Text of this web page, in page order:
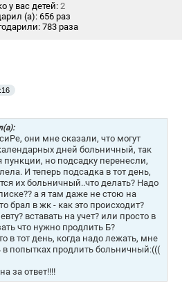
у вас детей: 2
(а): 656 раз
783 раза
они мне сказали, что могут
дней больничный, так
пункции, но подсадку перенесли,
И теперь подсадка в тот день,
их больничный..что делать? Надо
а я там даже не стою на
брал в жк - как это происходит?
вставать на учет? или просто в
что нужно продлить Б?
в тот день, когда надо лежать, мне
в попытках продлить больничный:(((
за ответ!!!!